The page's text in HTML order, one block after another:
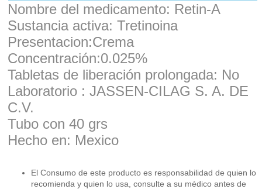
Nombre del medicamento: Retin-A
Sustancia activa: Tretinoina
Presentacion:Crema
Concentración:0.025%
Tabletas de liberación prolongada: No
Laboratorio : JASSEN-CILAG S. A. DE
C.V.
Tubo con 40 grs
Hecho en: Mexico
El Consumo de este producto es responsabilidad de quien lo
recomienda y quien lo usa, consulte a su médico antes de